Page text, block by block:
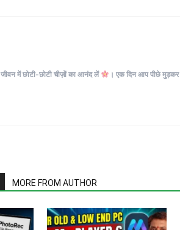
जीवन में छोटी-छोटी चीज़ों का आनंद लें । एक दिन आप पीछे
MORE FROM AUTHOR